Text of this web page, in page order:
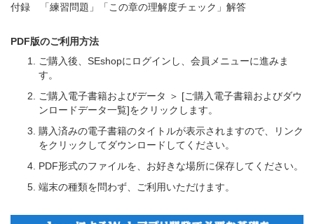
付録 「練習問題」「この章の理解度チェック」解答
PDF版のご利用方法
ご購入後、SEshopにログインし、会員メニューに進みま
す。
ご購入電子書籍およびデータ ＞ [ご購入電子書籍およびダウ
ンロードデータ一覧]をクリックします。
購入済みの電子書籍のタイトルが表示されますので、リンク
をクリックしてダウンロードしてください。
PDF形式のファイルを、お好きな場所に保存してください。
端末の種類を問わず、ご利用いただけます。